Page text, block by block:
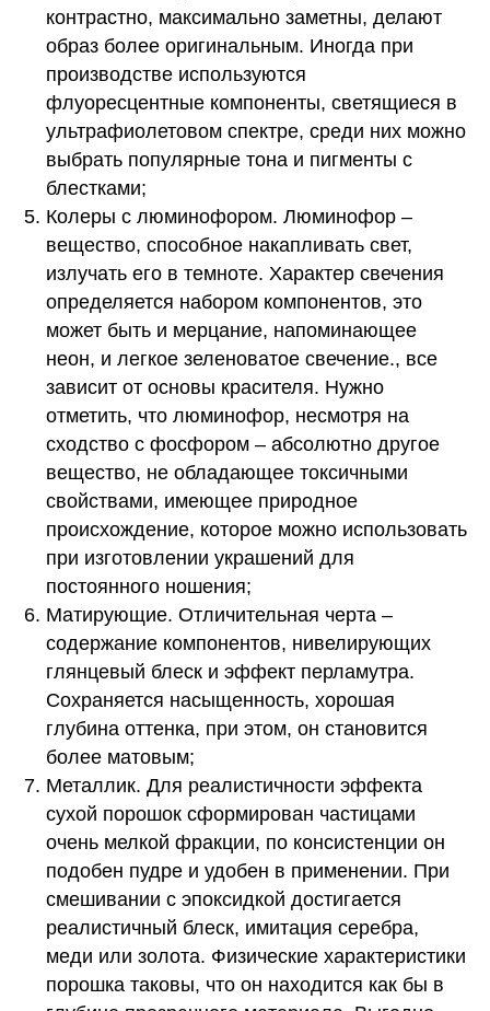
контрастно, максимально заметны, делают
образ более оригинальным. Иногда при
производстве используются
флуоресцентные компоненты, светящиеся в
ультрафиолетовом спектре, среди них можно
выбрать популярные тона и пигменты с
блестками;
Колеры с люминофором. Люминофор –
вещество, способное накапливать свет,
излучать его в темноте. Характер свечения
определяется набором компонентов, это
может быть и мерцание, напоминающее
неон, и легкое зеленоватое свечение., все
зависит от основы красителя. Нужно
отметить, что люминофор, несмотря на
сходство с фосфором – абсолютно другое
вещество, не обладающее токсичными
свойствами, имеющее природное
происхождение, которое можно использовать
при изготовлении украшений для
постоянного ношения;
Матирующие. Отличительная черта –
содержание компонентов, нивелирующих
глянцевый блеск и эффект перламутра.
Сохраняется насыщенность, хорошая
глубина оттенка, при этом, он становится
более матовым;
Металлик. Для реалистичности эффекта
сухой порошок сформирован частицами
очень мелкой фракции, по консистенции он
подобен пудре и удобен в применении. При
смешивании с эпоксидкой достигается
реалистичный блеск, имитация серебра,
меди или золота. Физические характеристики
порошка таковы, что он находится как бы в